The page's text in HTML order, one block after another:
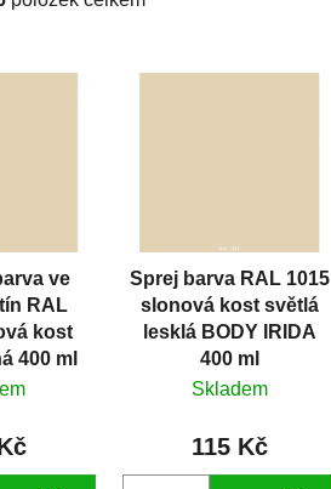
ve
RAL
kost
400 ml
Sprej barva RAL 1015
slonová kost světlá
lesklá BODY IRIDA
400 ml
Skladem
115 Kč